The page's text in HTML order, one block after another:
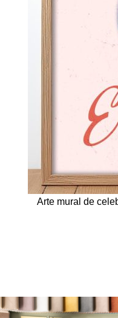
Arte mural de